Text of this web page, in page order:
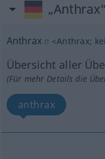
„Anthrax“
Anthraxn <Anthrax;
Übersicht aller
(Für mehr Details die
anthrax